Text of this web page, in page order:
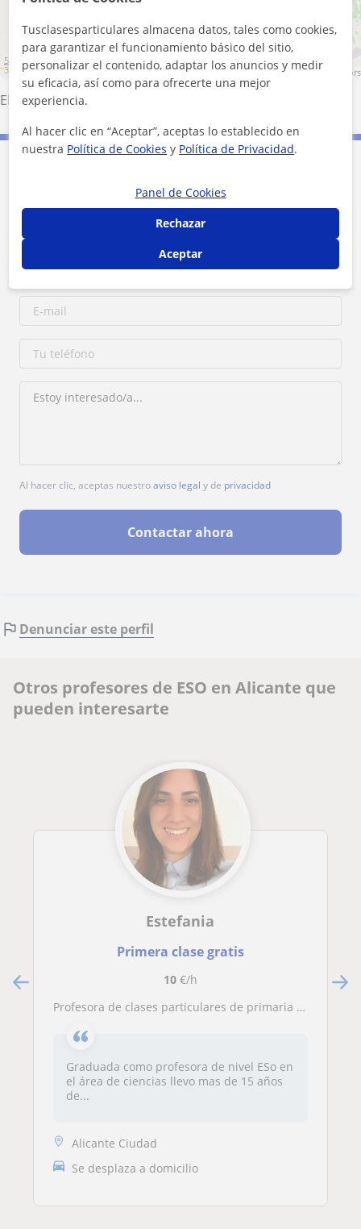
5 km
3 mi
Leaflet| © OpenStreetMapcontributors
Elda·Monóvar
1ª clase gratis
Al hacer clic, aceptas nuestroaviso legal y de privacidad
Contactar ahora
Denunciar este perfil
Otros profesores de ESO en Alicante que
pueden interesarte
Estefania
Primera clase gratis
10€/h
Profesora de clases particulares de primaria y ESO
Graduada como profesora de nivel ESo en
el área de ciencias llevo mas de 15 años
de...
Alicante Ciudad
Se desplaza a domicilio
Tusclasesparticulares almacena datos, tales como cookies,
para garantizar el funcionamiento básico del sitio,
personalizar el contenido, adaptar los anuncios y medir
su eficacia, así como para ofrecerte una mejor
experiencia.
Al hacer clic en “Aceptar”, aceptas lo establecido en
nuestra Política de Cookies y Política de Privacidad.
Panel de Cookies
Rechazar
Aceptar